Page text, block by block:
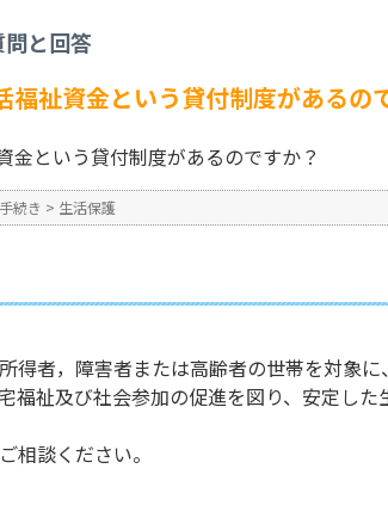
と回答
福祉資金という貸付制度があるの
金という貸付制度があるのですか？
続き > 生活保護
得者，障害者または高齢者の世帯を対象
福祉及び社会参加の促進を図り、安定し
相談ください。